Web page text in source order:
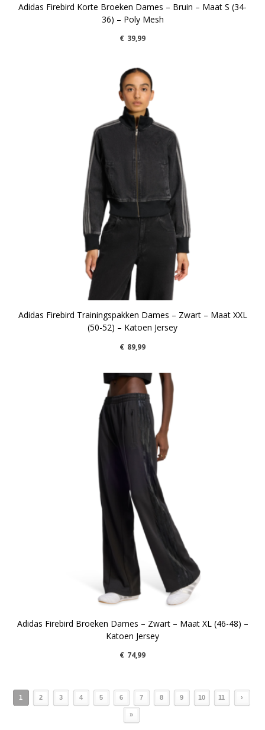
Adidas Firebird Korte Broeken Dames – Bruin – Maat S (34-
36) – Poly Mesh
€ 39,99
Adidas Firebird Trainingspakken Dames – Zwart – Maat XXL
(50-52) – Katoen Jersey
€ 89,99
Adidas Firebird Broeken Dames – Zwart – Maat XL (46-48) –
Katoen Jersey
€ 74,99
1 2 3 4 5 6 7 8 9 10 11 ›
»